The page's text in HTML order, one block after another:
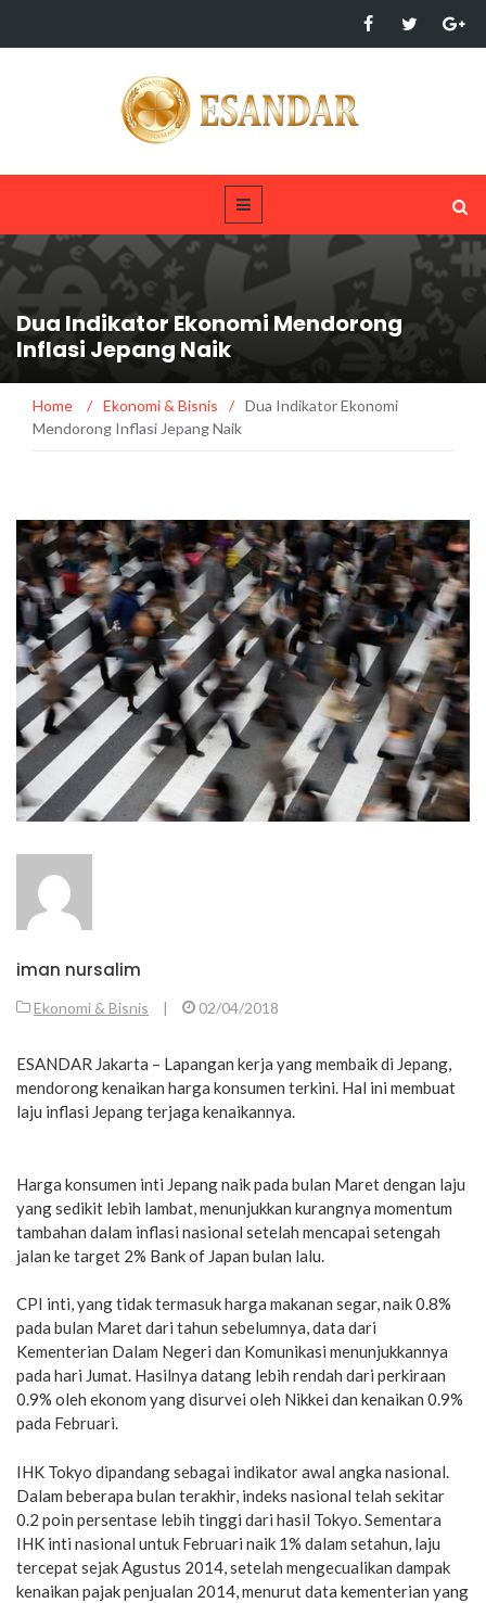
Dua Indikator Ekonomi Mendorong
Inflasi Jepang Naik
Home / Ekonomi & Bisnis / Dua Indikator Ekonomi
Mendorong Inflasi Jepang Naik
iman nursalim
Ekonomi & Bisnis | 02/04/2018
ESANDAR Jakarta – Lapangan kerja yang membaik di Jepang,
mendorong kenaikan harga konsumen terkini. Hal ini membuat
laju inflasi Jepang terjaga kenaikannya.
Harga konsumen inti Jepang naik pada bulan Maret dengan laju
yang sedikit lebih lambat, menunjukkan kurangnya momentum
tambahan dalam inflasi nasional setelah mencapai setengah
jalan ke target 2% Bank of Japan bulan lalu.
CPI inti, yang tidak termasuk harga makanan segar, naik 0.8%
pada bulan Maret dari tahun sebelumnya, data dari
Kementerian Dalam Negeri dan Komunikasi menunjukkannya
pada hari Jumat. Hasilnya datang lebih rendah dari perkiraan
0.9% oleh ekonom yang disurvei oleh Nikkei dan kenaikan 0.9%
pada Februari.
IHK Tokyo dipandang sebagai indikator awal angka nasional.
Dalam beberapa bulan terakhir, indeks nasional telah sekitar
0.2 poin persentase lebih tinggi dari hasil Tokyo. Sementara
IHK inti nasional untuk Februari naik 1% dalam setahun, laju
tercepat sejak Agustus 2014, setelah mengecualikan dampak
kenaikan pajak penjualan 2014, menurut data kementerian yang